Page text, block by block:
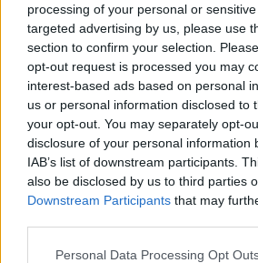
processing of your personal or
targeted advertising by us, please use
section to confirm your selection.
opt-out request is processed you may
interest-based ads based on personal
us or personal information disclosed to
your opt-out. You may separately opt-
disclosure of your personal information
IAB’s list of downstream participants.
also be disclosed by us to third parties
Downstream Participants that may
Personal Data Processing Opt
ALTRE NOTIZIE DI MILANO